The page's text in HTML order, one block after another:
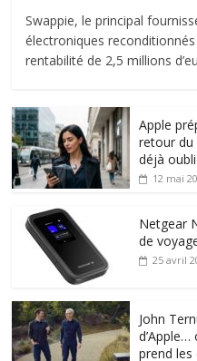
Swappie, le principal
électroniques
rentabilité de 2,5 millions
Apple
retour du
déjà
12 mai
Netgear
de
25 avril
John
prend